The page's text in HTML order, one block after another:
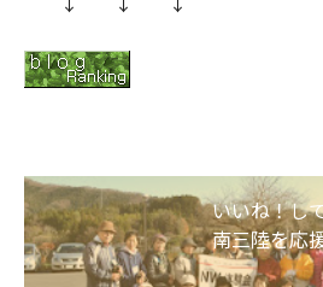
いいね！し
南三陸を応